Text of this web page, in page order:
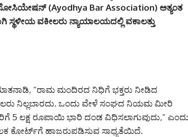
(Ayodhya Bar Association) ಅತ್ಯಂತ
ವಕೀಲರು ನ್ಯಾಯಾಲಯದಲ್ಲಿ ವಕಾಲತ್ತು
“ರಾಮ ಮಂದಿರದ ನಿಧಿಗೆ ಭಕ್ತರು ನೀಡಿದ
ನಿಲ್ಲಬಾರದು. ಒಂದು ವೇಳೆ ಸಂಘದ ನಿಯಮ ಮೀರಿ
ಲಕ್ಷ ರೂಪಾಯಿ ಭಾರಿ ದಂಡ ವಿಧಿಸಲಾಗುವುದು,”
ಕೋರ್ಟ್‌ಗೆ ಹಾಜರುಪಡಿಸುವ ಸಾಧ್ಯತೆಯಿದೆ.